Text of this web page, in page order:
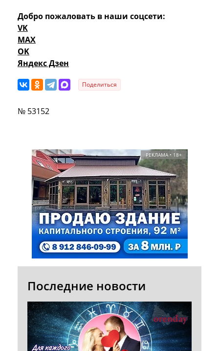
Добро пожаловать в наши соцсети:
VK
MAX
OK
Яндекс Дзен
Поделиться
№ 53152
РЕКЛАМА • 18+
Последние новости